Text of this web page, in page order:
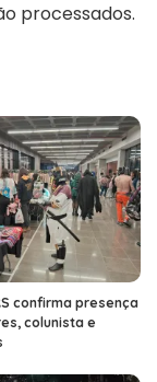
processados.
confirma presença
colunista e